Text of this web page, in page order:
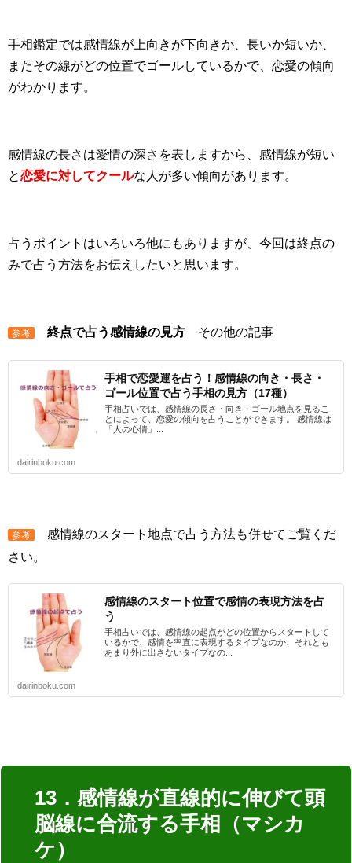
手相鑑定では感情線が上向きが下向きか、長いか短いか、
またその線がどの位置でゴールしているかで、恋愛の傾向
がわかります。
感情線の長さは愛情の深さを表しますから、感情線が短い
と恋愛に対してクールな人が多い傾向があります。
占うポイントはいろいろ他にもありますが、今回は終点の
みで占う方法をお伝えしたいと思います。
参考 終点で占う感情線の見方 その他の記事
手相で恋愛運を占う！感情線の向き・長さ・
ゴール位置で占う手相の見方（17種）
手相占いでは、感情線の長さ・向き・ゴール地点を見るこ
とによって、恋愛の傾向を占うことができます。 感情線は
「人の心情」...
dairinboku.com
参考
感情線のスタート地点で占う方法も併せてご覧くだ
さい。
感情線のスタート位置で感情の表現方法を占
う
手相占いでは、感情線の起点がどの位置からスタートして
いるかで、感情を率直に表現するタイプなのか、それとも
あまり外に出さないタイプなの...
dairinboku.com
13．感情線が直線的に伸びて頭
脳線に合流する手相（マシカ
ケ）